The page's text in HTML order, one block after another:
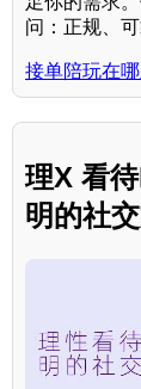
问：正规、
接单陪玩在
理X 看
明的社